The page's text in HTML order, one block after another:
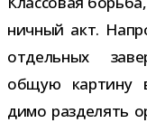
нич­ный акт.
отдель­ных
общую кар­тину
димо раз­де­лять